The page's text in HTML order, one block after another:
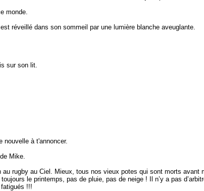
monde.
réveillé dans son sommeil par une lumière blanche aveuglante.
sur son lit.
nouvelle à t'annoncer.
Mike.
au rugby au Ciel. Mieux, tous nos vieux potes qui sont morts
le printemps, pas de pluie, pas de neige ! Il n’y a pas
!!!